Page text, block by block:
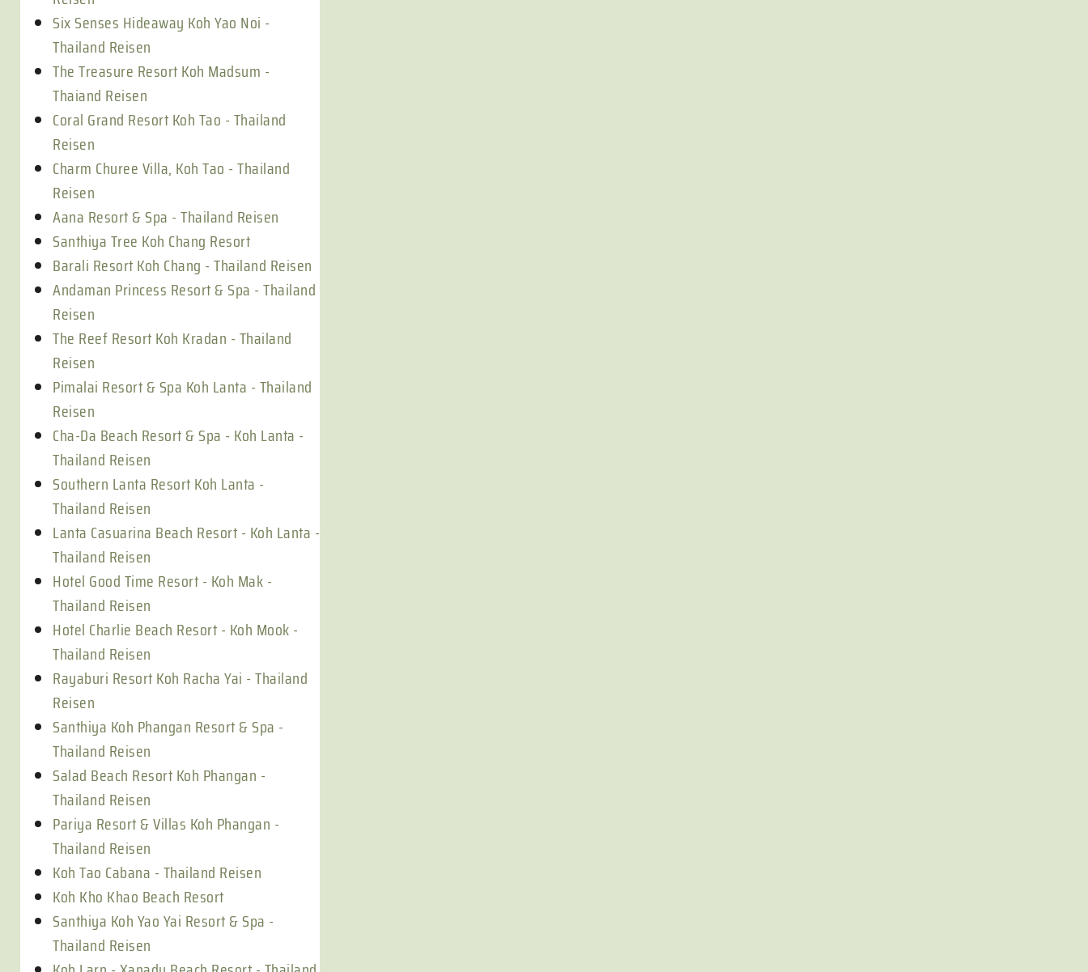
Six Senses Hideaway Koh Yao Noi -
Thailand Reisen
The Treasure Resort Koh Madsum -
Thaiand Reisen
Coral Grand Resort Koh Tao - Thailand
Reisen
Charm Churee Villa, Koh Tao - Thailand
Reisen
Aana Resort & Spa - Thailand Reisen
Santhiya Tree Koh Chang Resort
Barali Resort Koh Chang - Thailand Reisen
Andaman Princess Resort & Spa - Thailand
Reisen
The Reef Resort Koh Kradan - Thailand
Reisen
Pimalai Resort & Spa Koh Lanta - Thailand
Reisen
Cha-Da Beach Resort & Spa - Koh Lanta -
Thailand Reisen
Southern Lanta Resort Koh Lanta -
Thailand Reisen
Lanta Casuarina Beach Resort - Koh Lanta -
Thailand Reisen
Hotel Good Time Resort - Koh Mak -
Thailand Reisen
Hotel Charlie Beach Resort - Koh Mook -
Thailand Reisen
Rayaburi Resort Koh Racha Yai - Thailand
Reisen
Santhiya Koh Phangan Resort & Spa -
Thailand Reisen
Salad Beach Resort Koh Phangan -
Thailand Reisen
Pariya Resort & Villas Koh Phangan -
Thailand Reisen
Koh Tao Cabana - Thailand Reisen
Koh Kho Khao Beach Resort
Santhiya Koh Yao Yai Resort & Spa -
Thailand Reisen